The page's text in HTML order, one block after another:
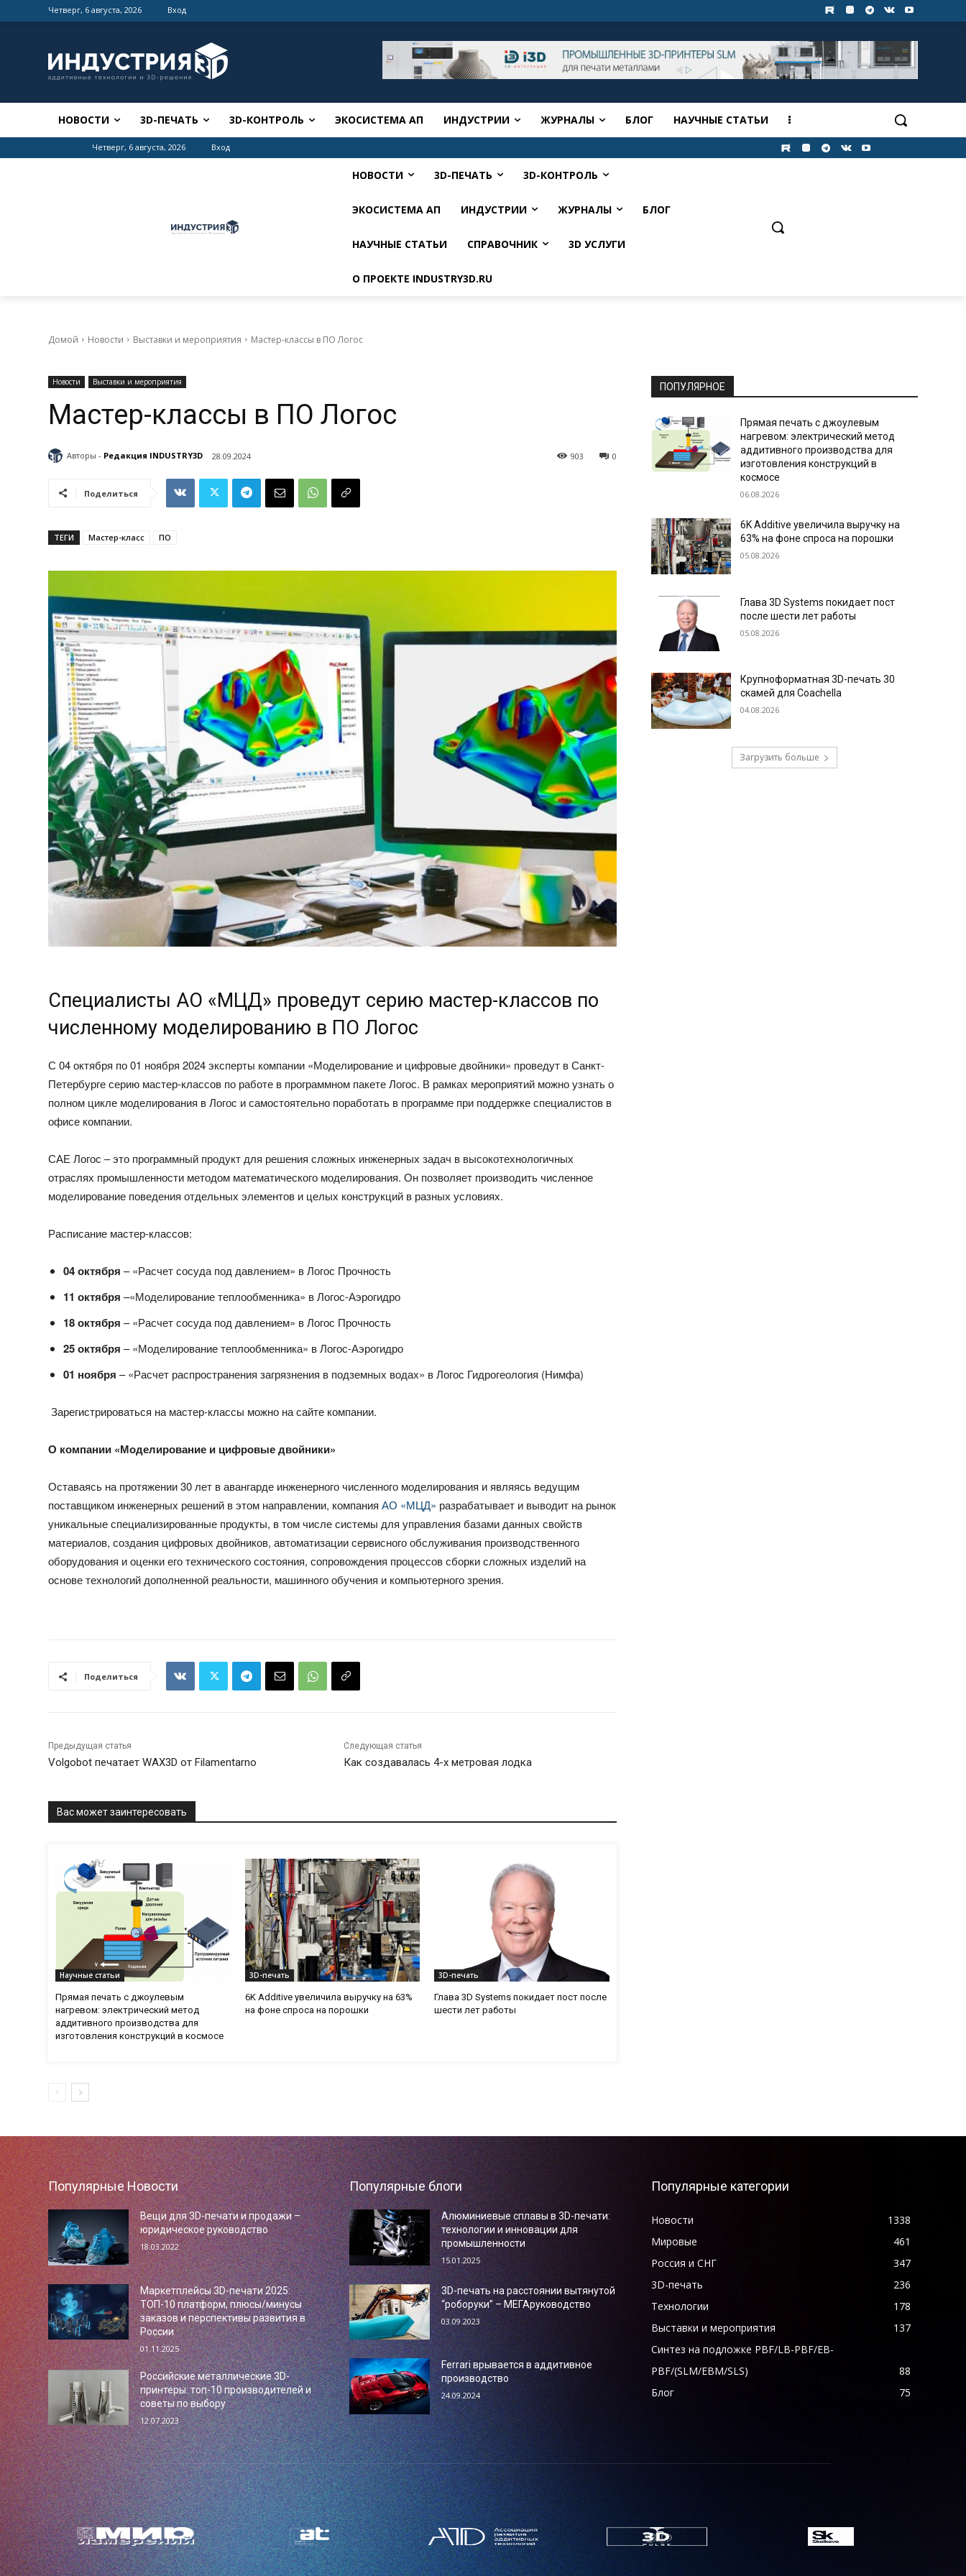
Четверг, 6 августа, 2026 Вход
НОВОСТИ 3D-ПЕЧАТЬ 3D-КОНТРОЛЬ ЭКОСИСТЕМА АП ИНДУСТРИИ ЖУРНАЛЫ БЛОГ НАУЧНЫЕ СТАТЬИ
Четверг, 6 августа, 2026 Вход
НОВОСТИ 3D-ПЕЧАТЬ 3D-КОНТРОЛЬ
ЭКОСИСТЕМА АП ИНДУСТРИИ ЖУРНАЛЫ БЛОГ
НАУЧНЫЕ СТАТЬИ СПРАВОЧНИК 3D УСЛУГИ
О ПРОЕКТЕ INDUSTRY3D.RU
Домой Новости Выставки и мероприятия Мастер-классы в ПО Логос
Новости Выставки и мероприятия
Мастер-классы в ПО Логос
Авторы - Редакция INDUSTRY3D 28.09.2024 0
903
Поделиться
ТЕГИ Мастер-класс ПО
Специалисты АО «МЦД» проведут серию мастер-классов по
численному моделированию в ПО Логос
С 04 октября по 01 ноября 2024 эксперты компании «Моделирование и цифровые двойники» проведут в Санкт-
Петербурге серию мастер-классов по работе в программном пакете Логос. В рамках мероприятий можно узнать о
полном цикле моделирования в Логос и самостоятельно поработать в программе при поддержке специалистов в
офисе компании.
САЕ Логос – это программный продукт для решения сложных инженерных задач в высокотехнологичных
отраслях промышленности методом математического моделирования. Он позволяет производить численное
моделирование поведения отдельных элементов и целых конструкций в разных условиях.
Расписание мастер-классов:
04 октября– «Расчет сосуда под давлением» в Логос Прочность
11 октября–«Моделирование теплообменника» в Логос-Аэрогидро
18 октября– «Расчет сосуда под давлением» в Логос Прочность
25 октября– «Моделирование теплообменника» в Логос-Аэрогидро
01 ноября – «Расчет распространения загрязнения в подземных водах» в Логос Гидрогеология (Нимфа)
Зарегистрироваться на мастер-классы можно на сайте компании.
О компании «Моделирование и цифровые двойники»
Оставаясь на протяжении 30 лет в авангарде инженерного численного моделирования и являясь ведущим
поставщиком инженерных решений в этом направлении, компанияАО «МЦД» разрабатывает и выводит на рынок
уникальные специализированные продукты, в том числе системы для управления базами данных свойств
материалов, создания цифровых двойников, автоматизации сервисного обслуживания производственного
оборудования и оценки его технического состояния, сопровождения процессов сборки сложных изделий на
основе технологий дополненной реальности, машинного обучения и компьютерного зрения.
Поделиться
Предыдущая статья
Volgobot печатает WAX3D от Filamentarno
Следующая статья
Как создавалась 4-х метровая лодка
Вас может заинтересовать
Научные статьи
Прямая печать с джоулевым
нагревом: электрический метод
аддитивного производства для
изготовления конструкций в космосе
3D-печать
6K Additive увеличила выручку на 63%
на фоне спроса на порошки
3D-печать
Глава 3D Systems покидает пост после
шести лет работы
ПОПУЛЯРНОЕ
Прямая печать с джоулевым
нагревом: электрический метод
аддитивного производства для
изготовления конструкций в
космосе
06.08.2026
6K Additive увеличила выручку на
63% на фоне спроса на порошки
05.08.2026
Глава 3D Systems покидает пост
после шести лет работы
05.08.2026
Крупноформатная 3D-печать 30
скамей для Coachella
04.08.2026
Загрузить больше
Популярные Новости
Вещи для 3D-печати и продажи –
юридическое руководство
18.03.2022
Маркетплейсы 3D-печати 2025:
ТОП-10 платформ, плюсы/минусы
заказов и перспективы развития в
России
01.11.2025
Российские металлические 3D-
принтеры: топ-10 производителей и
советы по выбору
12.07.2023
Популярные блоги
Алюминиевые сплавы в 3D-печати:
технологии и инновации для
промышленности
15.01.2025
3D-печать на расстоянии вытянутой
“роборуки” – МЕГАруководство
03.09.2023
Ferrari врывается в аддитивное
производство
24.09.2024
Популярные категории
Новости
1338
Мировые
461
Россия и СНГ
347
3D-печать
236
Технологии
178
Выставки и мероприятия
137
Синтез на подложке PBF/LB-PBF/EB-
PBF/(SLM/EBM/SLS)
88
Блог
75